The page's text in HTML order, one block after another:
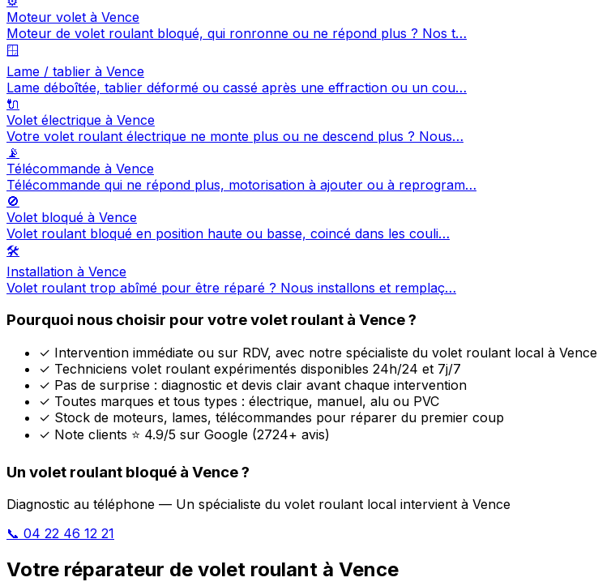
Moteur volet à Vence
Moteur de volet roulant bloqué, qui ronronne ou ne répond plus ? Nos t…
🪟
Lame / tablier à Vence
Lame déboîtée, tablier déformé ou cassé après une effraction ou un cou…
🔌
Volet électrique à Vence
Votre volet roulant électrique ne monte plus ou ne descend plus ? Nous…
📡
Télécommande à Vence
Télécommande qui ne répond plus, motorisation à ajouter ou à reprogram…
🚫
Volet bloqué à Vence
Volet roulant bloqué en position haute ou basse, coincé dans les couli…
🛠️
Installation à Vence
Volet roulant trop abîmé pour être réparé ? Nous installons et remplaç…
Pourquoi nous choisir pour votre volet roulant à Vence ?
✓ Intervention immédiate ou sur RDV, avec notre spécialiste du volet roulant local à Vence
✓ Techniciens volet roulant expérimentés disponibles 24h/24 et 7j/7
✓ Pas de surprise : diagnostic et devis clair avant chaque intervention
✓ Toutes marques et tous types : électrique, manuel, alu ou PVC
✓ Stock de moteurs, lames, télécommandes pour réparer du premier coup
✓ Note clients ⭐ 4.9/5 sur Google (2724+ avis)
Un volet roulant bloqué à Vence ?
Diagnostic au téléphone — Un spécialiste du volet roulant local intervient à Vence
📞 04 22 46 12 21
Votre réparateur de volet roulant à Vence